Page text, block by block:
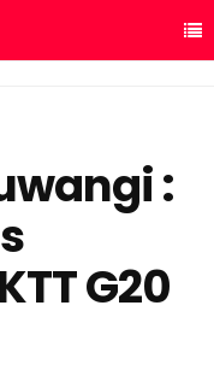
:
G20